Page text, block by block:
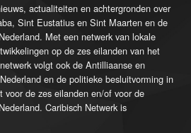
actualiteiten en achtergronden over
Sint Eustatius en Sint Maarten en de
Met een netwerk van lokale
op de zes eilanden van het
volgt ook de Antilliaanse en
en de politieke besluitvorming in
voor de zes eilanden en/of voor de
Caribisch Netwerk is